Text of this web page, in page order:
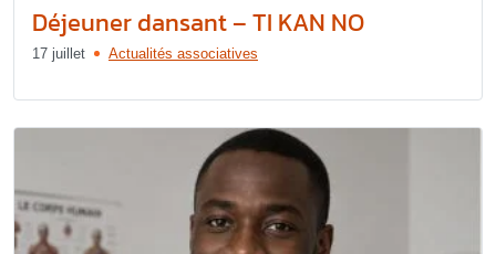
Déjeuner dansant – TI KAN NO
17 juillet Actualités associatives